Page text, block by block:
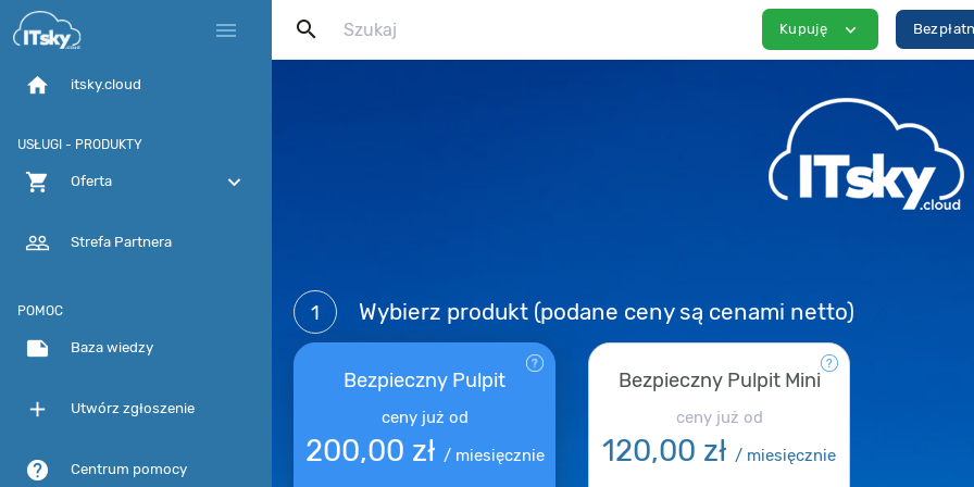
menu search Kupuję expand_more
home itsky.cloud
USŁUGI - PRODUKTY
shopping_cart Oferta expand_more
people_outline Strefa Partnera
POMOC
note Baza wiedzy
add Utwórz zgłoszenie
help Centrum pomocy
1 Wybierz produkt (podane ceny są cenami netto)
Bezpieczny Pulpit
ceny już od
200,00 zł / miesięcznie
Bezpieczny Pulpit Mini
ceny już od
120,00 zł / miesięcznie